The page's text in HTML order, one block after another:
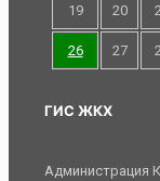
19 20
26 27
ГИС ЖКХ
Администрация